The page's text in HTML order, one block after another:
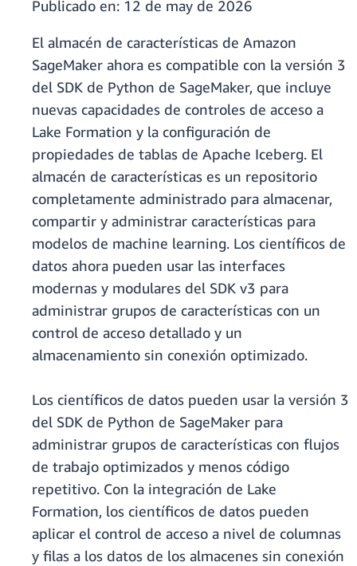
Publicado en: 12 de may de 2026
El almacén de características de Amazon
SageMaker ahora es compatible con la versión 3
del SDK de Python de SageMaker, que incluye
nuevas capacidades de controles de acceso a
Lake Formation y la configuración de
propiedades de tablas de Apache Iceberg. El
almacén de características es un repositorio
completamente administrado para almacenar,
compartir y administrar características para
modelos de machine learning. Los científicos de
datos ahora pueden usar las interfaces
modernas y modulares del SDK v3 para
administrar grupos de características con un
control de acceso detallado y un
almacenamiento sin conexión optimizado.
Los científicos de datos pueden usar la versión 3
del SDK de Python de SageMaker para
administrar grupos de características con flujos
de trabajo optimizados y menos código
repetitivo. Con la integración de Lake
Formation, los científicos de datos pueden
aplicar el control de acceso a nivel de columnas
y filas a los datos de los almacenes sin conexión